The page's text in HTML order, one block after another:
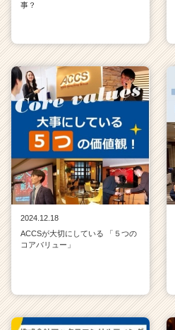
事？
2024.12.18
ACCSが大切にしている 「５つの
コアバリュー」